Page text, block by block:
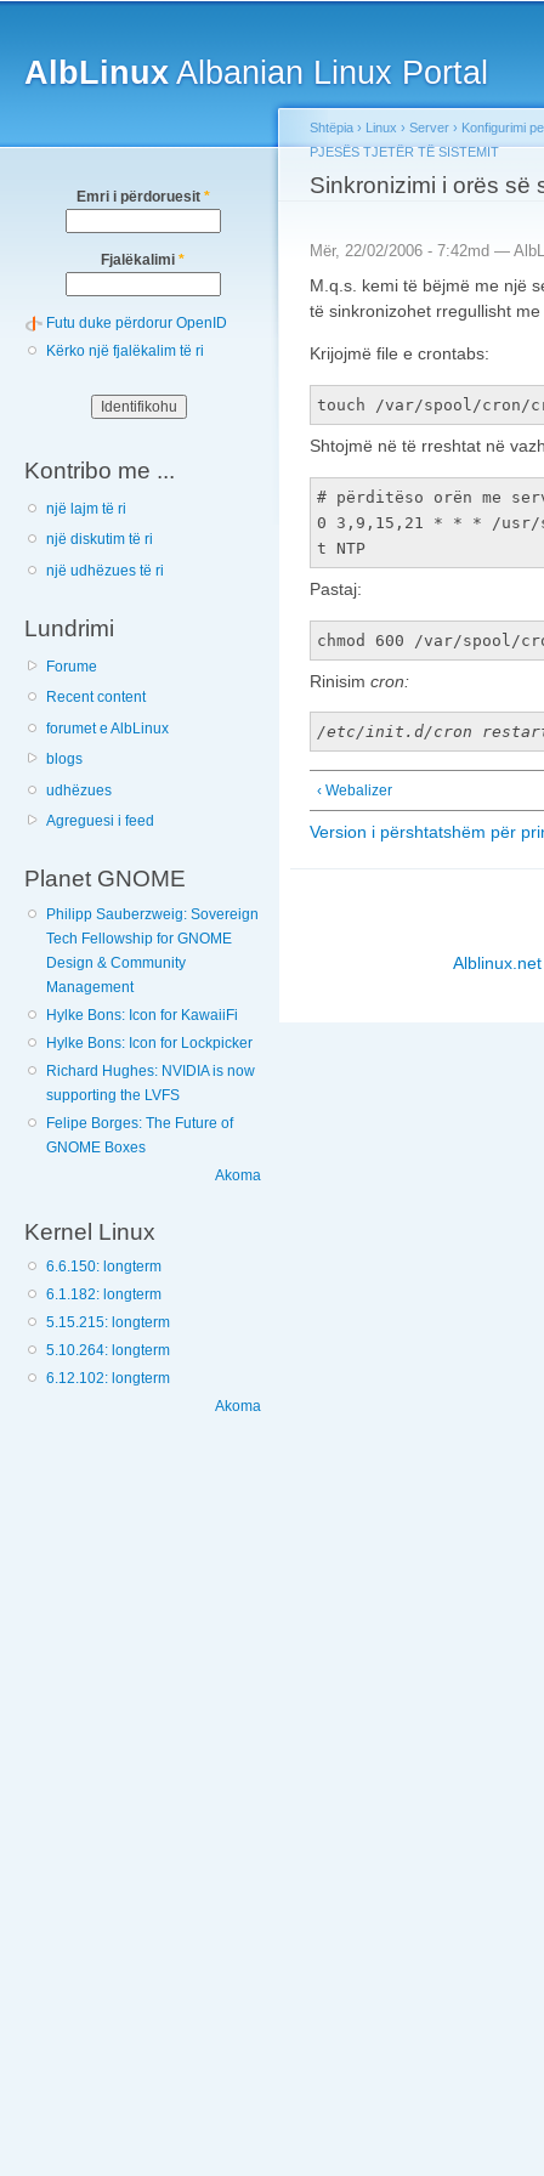
AlbLinuxAlbanian Linux Portal
Emri i përdoruesit *
Fjalëkalimi *
Futu duke përdorur OpenID
Kërko një fjalëkalim të ri
Kontribo me ...
një lajm të ri
një diskutim të ri
një udhëzues të ri
Lundrimi
Forume
Recent content
forumet e AlbLinux
blogs
udhëzues
Agreguesi i feed
Planet GNOME
Philipp Sauberzweig: Sovereign
Tech Fellowship for GNOME
Design & Community
Management
Hylke Bons: Icon for KawaiiFi
Hylke Bons: Icon for Lockpicker
Richard Hughes: NVIDIA is now
supporting the LVFS
Felipe Borges: The Future of
GNOME Boxes
Akoma
Kernel Linux
6.6.150: longterm
6.1.182: longterm
5.15.215: longterm
5.10.264: longterm
6.12.102: longterm
Akoma
You are here
Shtëpia › Linux › Server › Konfigurimi
PJESËS TJETËR TË SISTEMIT
Sinkronizimi i orës së
Mër, 22/02/2006 - 7:42md —
M.q.s. kemi të bëjmë me një
të sinkronizohet rregullisht
Krijojmë file e crontabs:
touch /var/spool/cron/
Shtojmë në të rreshtat në
# përditëso orën me
0 3,9,15,21 * * * /usr/
t NTP
Pastaj:
chmod 600 /var/spool/
Rinisim cron:
/etc/init.d/cron
‹ Webalizer
Version i përshtatshëm për
Alblinux.net